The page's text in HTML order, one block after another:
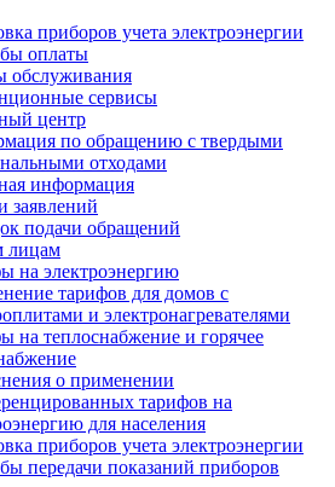
приборов учета электроэнергии
оплаты
обслуживания
сервисы
центр
по обращению с твердыми
отходами
информация
заявлений
подачи обращений
лицам
на электроэнергию
тарифов для домов с
и электронагревателями
на теплоснабжение и горячее
о применении
тарифов на
для населения
приборов учета электроэнергии
передачи показаний приборов